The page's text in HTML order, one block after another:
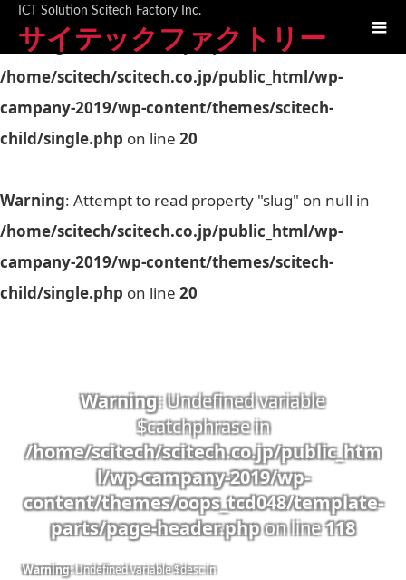
ICT Solution Scitech Factory Inc.
サイテックファクトリー
Warning
: Undefined array key 0 in
/home/scitech/scitech.co.jp/public_html/wp-
campany-2019/wp-content/themes/scitech-
child/single.php on line 20
Warning: Attempt to read property "slug" on null in
/home/scitech/scitech.co.jp/public_html/wp-
campany-2019/wp-content/themes/scitech-
child/single.php on line 20
Warning: Undefined variable
$catchphrase in
/home/scitech/scitech.co.jp/public_htm
l/wp-campany-2019/wp-
content/themes/oops_tcd048/template-
parts/page-header.phpon line118
Warning: Undefined variable $desc in